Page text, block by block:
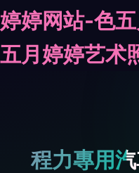
婷婷网站-色
五月婷婷艺术
程力專用